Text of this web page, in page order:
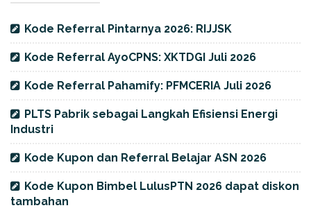
Kode Referral Pintarnya 2026: RIJJSK
Kode Referral AyoCPNS: XKTDGI Juli 2026
Kode Referral Pahamify: PFMCERIA Juli 2026
PLTS Pabrik sebagai Langkah Efisiensi Energi
Industri
Kode Kupon dan Referral Belajar ASN 2026
Kode Kupon Bimbel LulusPTN 2026 dapat diskon
tambahan